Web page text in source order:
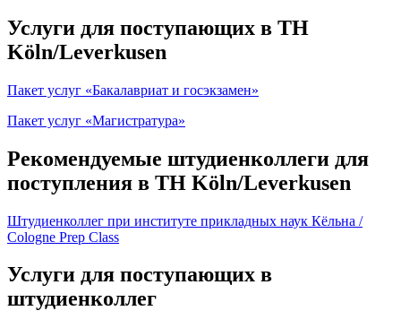
Услуги для поступающих в TH
Köln/Leverkusen
Пакет услуг «Бакалавриат и госэкзамен»
Пакет услуг «Магистратура»
Рекомендуемые штудиенколлеги для
поступления в TH Köln/Leverkusen
Штудиенколлег при институте прикладных наук Кёльна /
Cologne Prep Class
Услуги для поступающих в
штудиенколлег